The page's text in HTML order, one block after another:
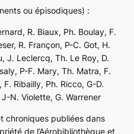
ou épisodiques) :
R. Biaux, Ph. Boulay, F.
R. Françon, P-C. Got, H.
J. Leclercq, Th. Le Roy, D.
P-F. Mary, Th. Matra, F.
Ribailly, Ph. Ricco, G-D.
N. Violette, G. Warrener
chroniques publiées dans
de l’Aérobibliothèque et